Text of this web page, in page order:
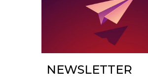
NEWSLETTER